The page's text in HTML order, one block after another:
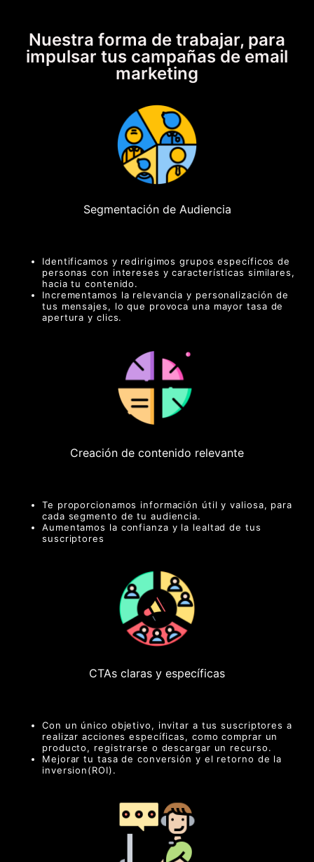
Nuestra forma de trabajar, para
impulsar tus campañas de email
marketing
Segmentación de Audiencia
Identificamos y redirigimos grupos específicos de
personas con intereses y características similares,
hacia tu contenido.
Incrementamos la relevancia y personalización de
tus mensajes, lo que provoca una mayor tasa de
apertura y clics.
Creación de contenido relevante
Te proporcionamos información útil y valiosa, para
cada segmento de tu audiencia.
Aumentamos la confianza y la lealtad de tus
suscriptores
CTAs claras y específicas
Con un único objetivo, invitar a tus suscriptores a
realizar acciones específicas, como comprar un
producto, registrarse o descargar un recurso.
Mejorar tu tasa de conversión y el retorno de la
inversion(ROI).